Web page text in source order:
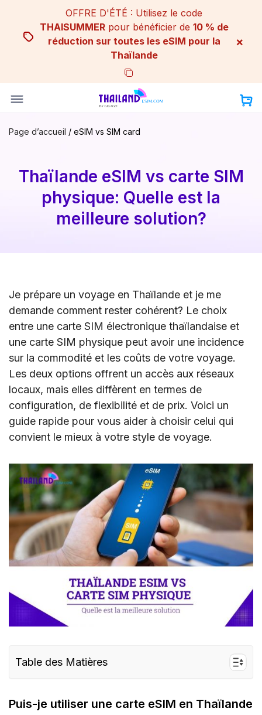
content
OFFRE D'ÉTÉ : Utilisez le code
THAISUMMERpour bénéficier de 10 % de
réduction sur toutes les eSIM pour la
Thaïlande
×
Page d’accueil / eSIM vs SIM card
Thaïlande eSIM vs carte SIM
physique: Quelle est la
meilleure solution?
Je prépare un voyage en Thaïlande et je me
demande comment rester cohérent? Le choix
entre une carte SIM électronique thaïlandaise et
une carte SIM physique peut avoir une incidence
sur la commodité et les coûts de votre voyage.
Les deux options offrent un accès aux réseaux
locaux, mais elles diffèrent en termes de
configuration, de flexibilité et de prix. Voici un
guide rapide pour vous aider à choisir celui qui
convient le mieux à votre style de voyage.
Table des Matières
Puis-je utiliser une carte SIM physique en
Puis-je utiliser une carte eSIM en Thaïlande